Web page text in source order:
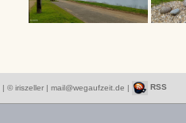
| © iriszeller | mail@wegaufzeit.de | RSS